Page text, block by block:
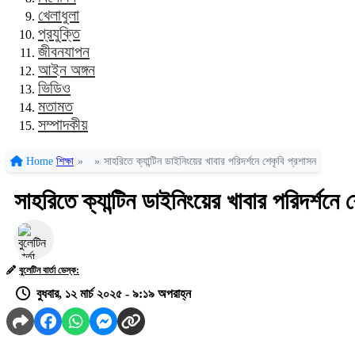
খেলাধুলা
প্রযুক্তি
জীবনযাপন
আইন অঙ্গন
ভিডিও
মতামত
সম্পাদকীয়
Home শিক্ষা » » সাহরিতে ক্যান্টিন ডাইনিংয়ের খাবার পরিদর্শনে শেকৃবি প্রশাসন
সাহরিতে ক্যান্টিন ডাইনিংয়ের খাবার
বুলেটিন বার্তা ডেস্ক:
বুধবার, ১২ মার্চ ২০২৫ - ৯:১৯ অপরাহ্ন